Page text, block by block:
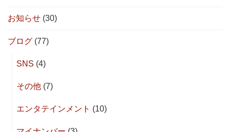
お知らせ (30)
ブログ (77)
SNS (4)
その他 (7)
エンタテインメント (10)